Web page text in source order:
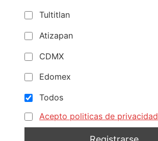
Tultitlan
Atizapan
CDMX
Edomex
Todos
Acepto politicas de privacidad